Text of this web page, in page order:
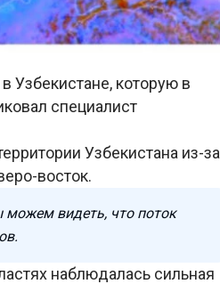
Узбекистане, которую в
специалист
Узбекистана из-за
восток.
можем видеть, что поток
наблюдалась сильная